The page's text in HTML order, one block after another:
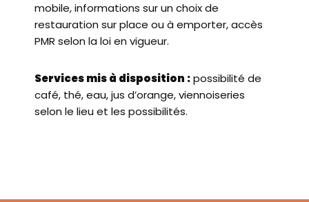
mobile, informations sur un choix de
restauration sur place ou à emporter, accès
PMR selon la loi en vigueur.
Services mis à disposition :possibilité de
café, thé, eau, jus d’orange, viennoiseries
selon le lieu et les possibilités.